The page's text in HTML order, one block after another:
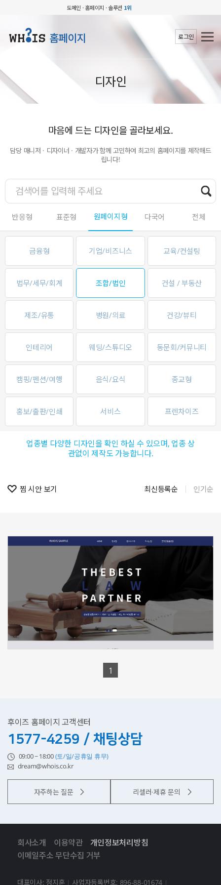
도메인 · 홈페이지 · 솔루션 1위
홈페이지 로그인
디자인
마음에 드는 디자인을 골라보세요.
담당 매니저 · 디자이너 · 개발자가 함께 고민하여 최고의 홈페이지를 제작해드
립니다!
반응형 표준형 원페이지형 다국어 전체
금융형 기업/비즈니스 교육/컨설팅
법무/세무/회계 조합/법인 건설 / 부동산
제조/유통 병원/의료 건강/뷰티
인테리어 웨딩/스튜디오 동문회/커뮤니티
캠핑/펜션/여행 음식/요식 종교형
홍보/출판/인쇄 서비스 프렌차이즈
업종별 다양한 디자인을 확인 하실 수 있으며, 업종 상
관없이 제작도 가능합니다.
찜 시안 보기 최신등록순 인기순
신청하기
1
후이즈 홈페이지 고객센터
1577-4259 / 채팅상담
09:00 ~ 18:00(토/일/공휴일 휴무)
dream@whois.co.kr
자주하는 질문 리셀러·제휴 문의
회사소개 이용약관
개인정보처리방침
이메일주소 무단수집 거부
대표이사: 정지훈 사업자등록번호: 896-88-01674